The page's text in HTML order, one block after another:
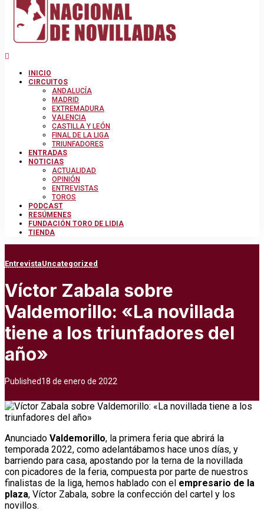
INICIO
CIRCUITOS
ANDALUCÍA
MADRID
EXTREMADURA
VALENCIA
CASTILLA Y LEÓN
FINAL DE LA LIGA
TRIUNFADORES
ENTRADAS
NOTICIAS
ACTUALIDAD
OPINIÓN
ENTREVISTAS
TOROS
PODCAST
RESÚMENES
FUNDACIÓN TORO DE LIDIA
TIENDA
EntrevistaUncategorized
Víctor Zabala sobre
Valdemorillo: «La novillada
tiene a los triunfadores del
año»
Published18 de enero de 2022
Anunciado Valdemorillo, la primera feria que abrirá la
temporada 2022, como adelantábamos hace unos días, y
barriendo para casa, apostando por la terna de la novillada
con picadores de la feria, compuesta por parte de nuestros
finalistas de la liga, hemos hablado con el empresario de la
plaza, Víctor Zabala, sobre la confección del cartel y los
novillos.